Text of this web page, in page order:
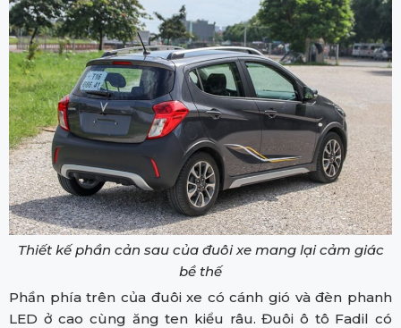
Thiết kế phần cản sau của đuôi xe mang lại cảm giác
bề thế
Phần phía trên của đuôi xe có cánh gió và đèn phanh
LED ở cao cùng ăng ten kiểu râu. Đuôi ô tô Fadil có